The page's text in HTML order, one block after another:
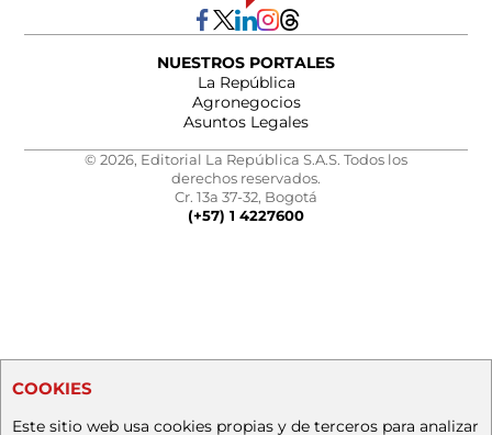
NUESTROS PORTALES
La República
Agronegocios
Asuntos Legales
© 2026, Editorial La República S.A.S. Todos los
derechos reservados.
Cr. 13a 37-32, Bogotá
(+57) 1 4227600
COOKIES
Este sitio web usa cookies propias y de terceros para analizar